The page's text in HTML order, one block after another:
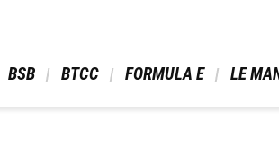
BSB BTCC FORMULA E LE